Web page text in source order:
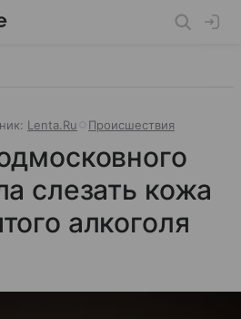
Lenta.Ru Происшествия
слезать кожа
алкоголя